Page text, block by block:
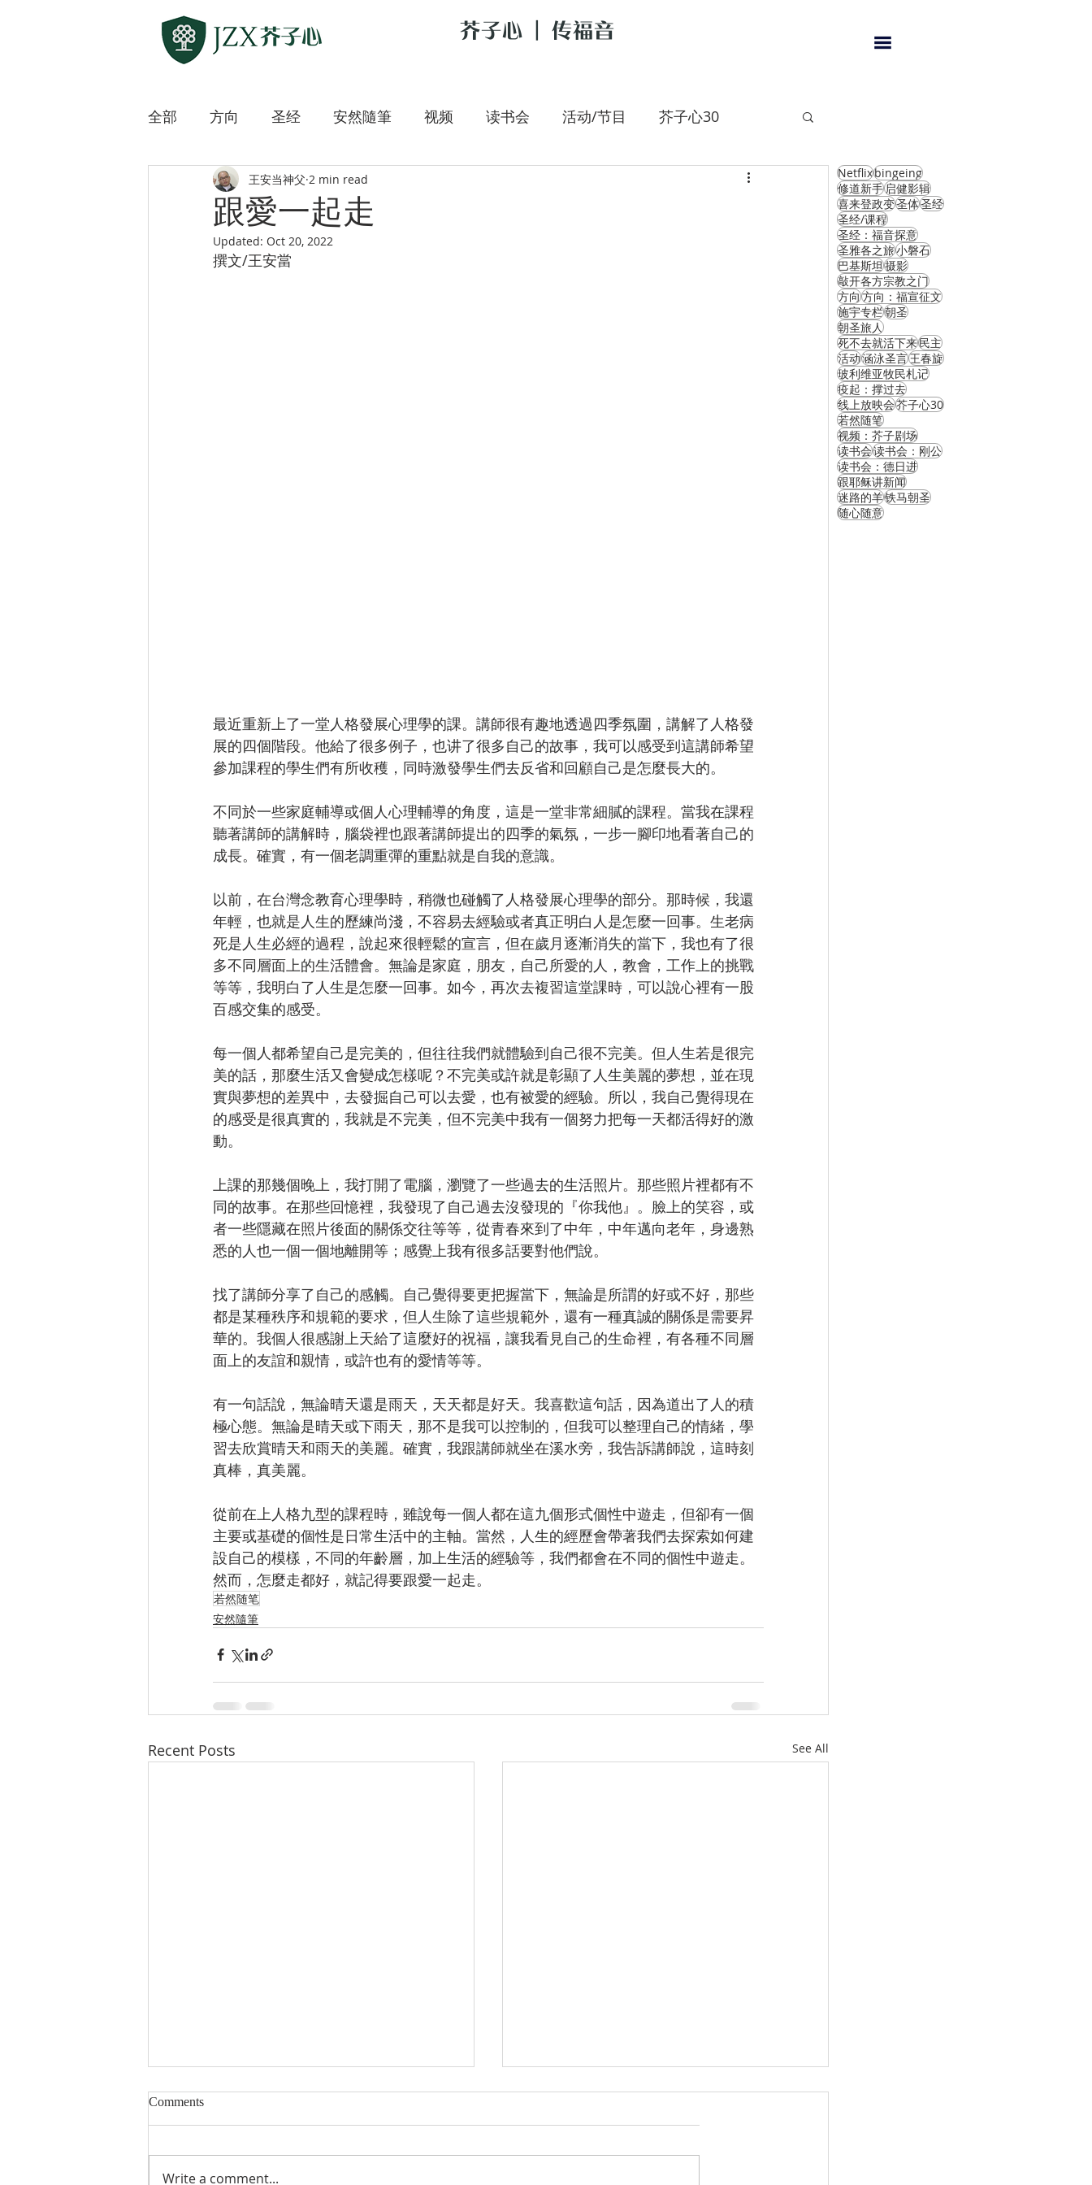
芥子心 | 传福音
全部 方向 圣经 安然隨筆 视频 读书会 活动/节目 芥子心30
敲开各方宗教之门 上主是我的牧者
迷路的羊 微微道来
跟愛一起走
王安当神父 2 min read
Updated: Oct 20, 2022
撰文/王安當
最近重新上了一堂人格發展心理學的課。講師很有趣地透過四季氛圍，講解了人格發
展的四個階段。他給了很多例子，也讲了很多自己的故事，我可以感受到這講師希望
參加課程的學生們有所收穫，同時激發學生們去反省和回顧自己是怎麼長大的。
不同於一些家庭輔導或個人心理輔導的角度，這是一堂非常細膩的課程。當我在課程
聽著講師的講解時，腦袋裡也跟著講師提出的四季的氣氛，一步一腳印地看著自己的
成長。確實，有一個老調重彈的重點就是自我的意識。
以前，在台灣念教育心理學時，稍微也碰觸了人格發展心理學的部分。那時候，我還
年輕，也就是人生的歷練尚淺，不容易去經驗或者真正明白人是怎麼一回事。生老病
死是人生必經的過程，說起來很輕鬆的宣言，但在歲月逐漸消失的當下，我也有了很
多不同層面上的生活體會。無論是家庭，朋友，自己所愛的人，教會，工作上的挑戰
等等，我明白了人生是怎麼一回事。如今，再次去複習這堂課時，可以說心裡有一股
百感交集的感受。
每一個人都希望自己是完美的，但往往我們就體驗到自己很不完美。但人生若是很完
美的話，那麼生活又會變成怎樣呢？不完美或許就是彰顯了人生美麗的夢想，並在現
實與夢想的差異中，去發掘自己可以去愛，也有被愛的經驗。所以，我自己覺得現在
的感受是很真實的，我就是不完美，但不完美中我有一個努力把每一天都活得好的激
動。
上課的那幾個晚上，我打開了電腦，瀏覽了一些過去的生活照片。那些照片裡都有不
同的故事。在那些回憶裡，我發現了自己過去沒發現的『你我他』。臉上的笑容，或
者一些隱藏在照片後面的關係交往等等，從青春來到了中年，中年邁向老年，身邊熟
悉的人也一個一個地離開等；感覺上我有很多話要對他們說。
找了講師分享了自己的感觸。自己覺得要更把握當下，無論是所謂的好或不好，那些
都是某種秩序和規範的要求，但人生除了這些規範外，還有一種真誠的關係是需要昇
華的。我個人很感謝上天給了這麼好的祝福，讓我看見自己的生命裡，有各種不同層
面上的友誼和親情，或許也有的愛情等等。
有一句話說，無論晴天還是雨天，天天都是好天。我喜歡這句話，因為道出了人的積
極心態。無論是晴天或下雨天，那不是我可以控制的，但我可以整理自己的情緒，學
習去欣賞晴天和雨天的美麗。確實，我跟講師就坐在溪水旁，我告訴講師說，這時刻
真棒，真美麗。
從前在上人格九型的課程時，雖說每一個人都在這九個形式個性中遊走，但卻有一個
主要或基礎的個性是日常生活中的主軸。當然，人生的經歷會帶著我們去探索如何建
設自己的模樣，不同的年齡層，加上生活的經驗等，我們都會在不同的個性中遊走。
然而，怎麼走都好，就記得要跟愛一起走。
若然随笔
安然隨筆
Recent Posts See All
Comments
Write a comment...
Netflixbingeing
修道新手启健影辑
喜来登政变圣体圣经
圣经/课程
圣经：福音探意
圣雅各之旅小磐石
巴基斯坦摄影
敲开各方宗教之门
方向方向：福宣征文
施宇专栏朝圣
朝圣旅人
死不去就活下来民主
活动涵泳圣言王春旋
玻利维亚牧民札记
疫起：撑过去
线上放映会芥子心30
若然随笔
视频：芥子剧场
读书会读书会：刚公
读书会：德日进
跟耶稣讲新闻
迷路的羊铁马朝圣
随心随意